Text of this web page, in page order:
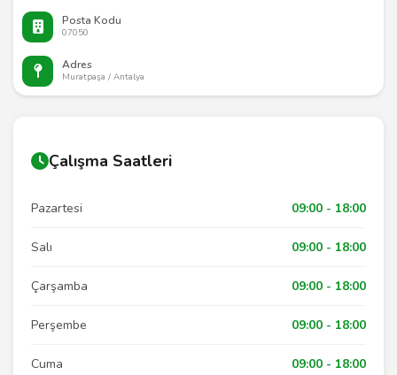
Posta Kodu
07050
Adres
Muratpaşa / Antalya
Çalışma Saatleri
Pazartesi 09:00 - 18:00
Salı 09:00 - 18:00
Çarşamba 09:00 - 18:00
Perşembe 09:00 - 18:00
Cuma 09:00 - 18:00